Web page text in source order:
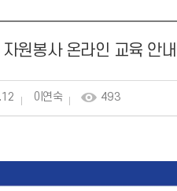
원봉사 온라인 교육 안내
이연숙 493